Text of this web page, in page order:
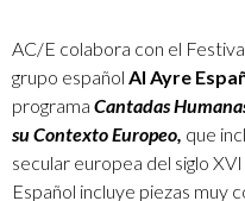
AC/E colabora con el
grupo español Al Ayre
programa Cantadas
su Contexto Europeo, que
secular europea del siglo
Español incluye piezas muy